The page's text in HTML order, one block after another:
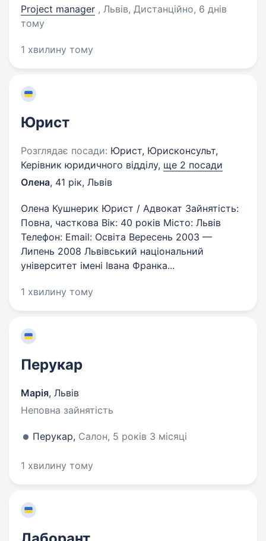
Project manager , Львів, Дистанційно, 6 днів
тому
1 хвилину тому
Юрист
Розглядає посади: Юрист, Юрисконсульт,
Керівник юридичного відділу, ще 2 посади
Олена, 41 рік, Львів
Олена Кушнерик Юрист / Адвокат Зайнятість:
Повна, часткова Вік: 40 років Місто: Львів
Телефон: Email: Освіта Вересень 2003 —
Липень 2008 Львівський національний
університет імені Івана Франка...
1 хвилину тому
Перукар
Марія, Львів
Неповна зайнятість
Перукар, Салон, 5 років 3 місяці
1 хвилину тому